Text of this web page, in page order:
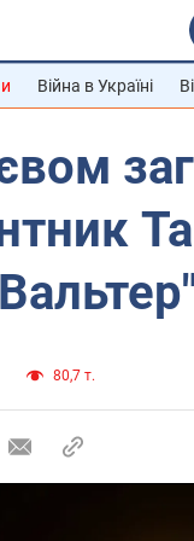
Війна в Україні
80,7 т.